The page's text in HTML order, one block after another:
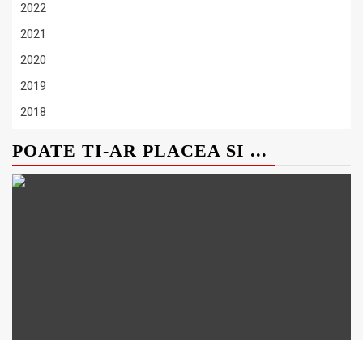
2022
2021
2020
2019
2018
POATE TI-AR PLACEA SI ...